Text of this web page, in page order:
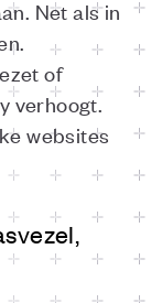
Net als in
of
verhoogt.
websites